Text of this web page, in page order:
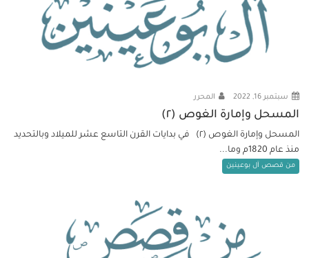
سبتمبر 16, 2022 المحرر
المسحل وإمارة الغوص (٢)
المسحل وإمارة الغوص (٢) في بدايات القرن التاسع عشر للميلاد وبالتحديد
منذ عام 1820م وما...
من قصص آل بوعينين